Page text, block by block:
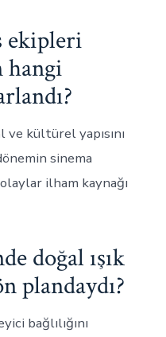
ekipleri
hangi
ve kültürel yapısını
sinema
ilham kaynağı
doğal ışık
plandaydı?
bağlılığını